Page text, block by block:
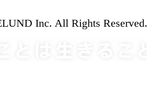
Inc. All Rights Reserved.